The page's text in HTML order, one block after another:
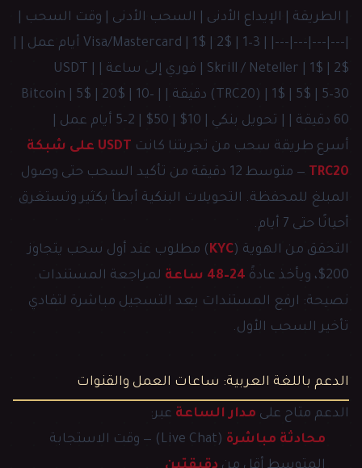
| الطريقة | الإيداع الأدنى | السحب الأدنى | وقت السحب |
|---|---|---|---| | Visa/Mastercard | 1$ | 2$ | 1–3 أيام عمل | |
Skrill / Neteller | 1$ | 2$ | فوري إلى ساعة | | USDT
(TRC20) | 1$ | 5$ | 5–30 دقيقة | | Bitcoin | 5$ | 20$ | 10–
60 دقيقة | | تحويل بنكي | 10$ | 50$ | 2–5 أيام عمل |
أسرع طريقة سحب من تجربتنا كانت
USDT على شبكة
TRC20
— متوسط 12 دقيقة من تأكيد السحب حتى وصول
المبلغ للمحفظة. التحويلات البنكية أبطأ بكثير وتستغرق
أحيانًا حتى 7 أيام.
التحقق من الهوية (KYC) مطلوب عند أول سحب يتجاوز
200$، ويأخذ عادةً
24–48 ساعة
لمراجعة المستندات.
نصيحة: ارفع المستندات بعد التسجيل مباشرة لتفادي
تأخير السحب الأول.
الدعم باللغة العربية: ساعات العمل والقنوات
الدعم متاح على مدار الساعة عبر:
محادثة مباشرة
(Live Chat) — وقت الاستجابة